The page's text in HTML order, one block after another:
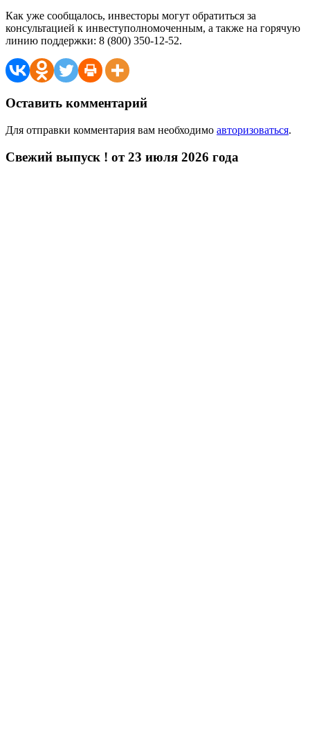
Как уже сообщалось, инвесторы могут обратиться за
консультацией к инвеступолномоченным, а также на горячую
линию поддержки: 8 (800) 350-12-52.
Оставить комментарий
Для отправки комментария вам необходимо авторизоваться.
Свежий выпуск ! от 23 июля 2026 года